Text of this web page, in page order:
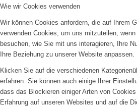
Wie wir Cookies verwenden
Wir können Cookies anfordern, die auf Ihrem
verwenden Cookies, um uns mitzuteilen,
besuchen, wie Sie mit uns interagieren, Ihre
Ihre Beziehung zu unserer Website anpassen.
Klicken Sie auf die verschiedenen
erfahren. Sie können auch einige Ihrer
dass das Blockieren einiger Arten von
Erfahrung auf unseren Websites und auf die